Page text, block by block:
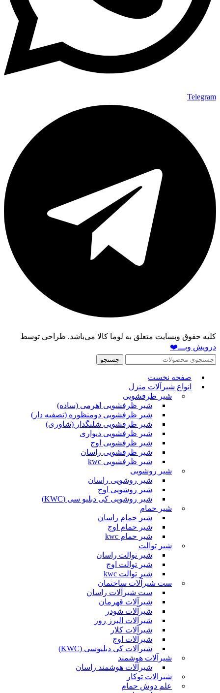
Telegram
کلیه حقوق وبسایت متعلق به لوما کالا می‌باشد. طراحی توسط
درویش وبـــ❤️
جستجو
صفحه نخست
انواع شیرآلات منزل
شیر ظرفشویی
شیر ظرفشویی اهرمی (ساده)
شیر ظرفشویی دومنظوره (تصفیه دار)
شیر ظرفشویی شلنگدار (شاوری)
شیر ظرفشویی دیواری
شیر ظرفشویی اوج
شیر ظرفشویی راسان
شیر ظرفشویی kwc
شیر روشویی
شیر روشویی راسان
شیر روشویی اوج
شیر روشویی کی دبلیو سی (KWC)
شیر حمام
شیر حمام راسان
شیر حمام اوج
شیر حمام kwc
شیر توالت
شیر توالت راسان
شیر توالت اوج
شیر توالت kwc
ست شیرآلات ساختمان
ست شیرآلات راسان
شیرآلات قهرمان
شیرآلات شودر
شیرآلات البرز روز
شیرآلات کلار
شیرآلات اوج
شیرآلات کی دبلیوسی (KWC)
شیرآلات هوشمند
شیرآلات هوشمند راسان
شیرالات توکار
علم دوش حمام